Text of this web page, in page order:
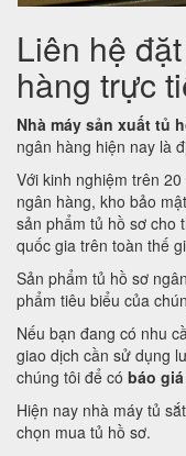
Liên hệ
hàng trực
Nhà máy sản xuất tủ
ngân hàng hiện nay là
Với kinh nghiệm trên
ngân hàng, kho bảo
sản phẩm tủ hồ sơ cho
quốc gia trên toàn thế
Sản phẩm tủ hồ sơ
phẩm tiêu biểu của
Nếu bạn đang có nhu
giao dịch cần sử dụng
chúng tôi để có báo
Hiện nay nhà máy tủ
chọn mua tủ hồ sơ.